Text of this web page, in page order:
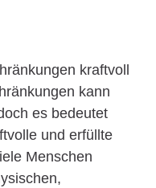
kraftvoll
kann
es bedeutet
und erfüllte
Menschen